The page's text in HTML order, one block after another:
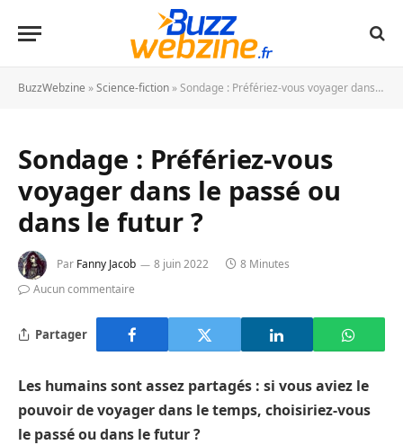
BuzzWebzine »Science-fiction »Sondage : Préfériez-vous voyager dans le passé ou dans le futur ?
Sondage : Préfériez-vous
voyager dans le passé ou
dans le futur ?
Par Fanny Jacob 8 juin 2022
8 Minutes
Aucun commentaire
Partager
Les humains sont assez partagés : si vous aviez le
pouvoir de voyager dans le temps, choisiriez-vous
le passé ou dans le futur ?